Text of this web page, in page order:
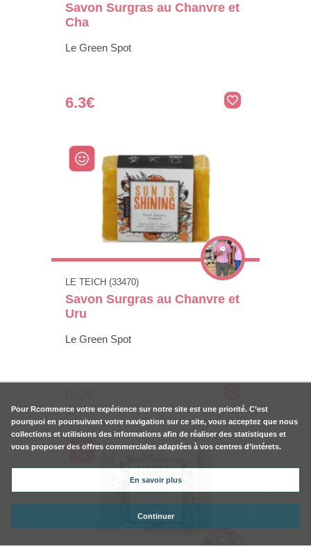
Savon Surgras au Chanvre et
Cha
Le Green Spot
6.3€
LE TEICH (33470)
Savon Surgras au Chanvre et
Uru
Le Green Spot
Pour Rcommerce votre expérience sur notre site est une priorité. C’est
pourquoi en poursuivant votre navigation sur ce site, vous acceptez que nous
collections et utilisions des informations afin de réaliser des statistiques et
vous proposer des offres commerciales adaptées à vos centres d’intérets.
En savoir plus
Continuer